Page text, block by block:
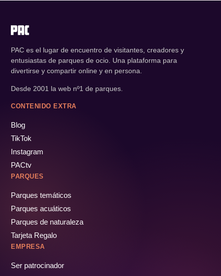
PAC es el lugar de encuentro de visitantes, creadores y
entusiastas de parques de ocio. Una plataforma para
divertirse y compartir online y en persona.
Desde 2001 la web nº1 de parques.
CONTENIDO EXTRA
Blog
TikTok
Instagram
PACtv
PARQUES
Parques temáticos
Parques acuáticos
Parques de naturaleza
Tarjeta Regalo
EMPRESA
Ser patrocinador